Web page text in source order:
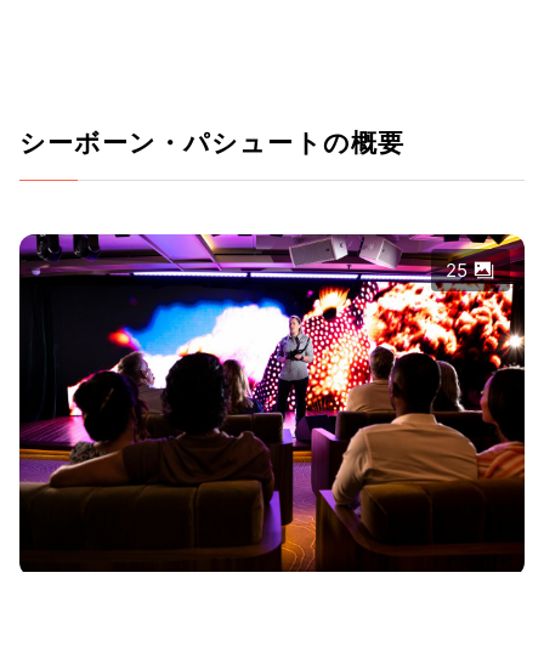
シーボーン・パシュートの概要
25